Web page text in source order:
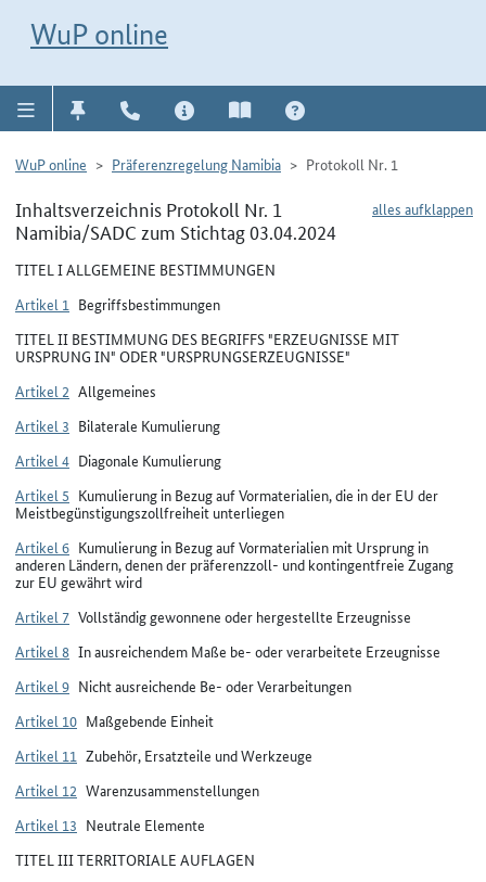
WuP online
WuP online Präferenzregelung Namibia Protokoll Nr. 1
alles aufklappen
Inhaltsverzeichnis Protokoll Nr. 1
Namibia/SADC zum Stichtag 03.04.2024
TITEL I ALLGEMEINE BESTIMMUNGEN
Artikel 1 Begriffsbestimmungen
TITEL II BESTIMMUNG DES BEGRIFFS "ERZEUGNISSE MIT
URSPRUNG IN" ODER "URSPRUNGSERZEUGNISSE"
Artikel 2 Allgemeines
Artikel 3 Bilaterale Kumulierung
Artikel 4 Diagonale Kumulierung
Artikel 5 Kumulierung in Bezug auf Vormaterialien, die in der EU der
Meistbegünstigungszollfreiheit unterliegen
Artikel 6 Kumulierung in Bezug auf Vormaterialien mit Ursprung in
anderen Ländern, denen der präferenzzoll- und kontingentfreie Zugang
zur EU gewährt wird
Artikel 7 Vollständig gewonnene oder hergestellte Erzeugnisse
Artikel 8 In ausreichendem Maße be- oder verarbeitete Erzeugnisse
Artikel 9 Nicht ausreichende Be- oder Verarbeitungen
Artikel 10 Maßgebende Einheit
Artikel 11 Zubehör, Ersatzteile und Werkzeuge
Artikel 12 Warenzusammenstellungen
Artikel 13 Neutrale Elemente
TITEL III TERRITORIALE AUFLAGEN